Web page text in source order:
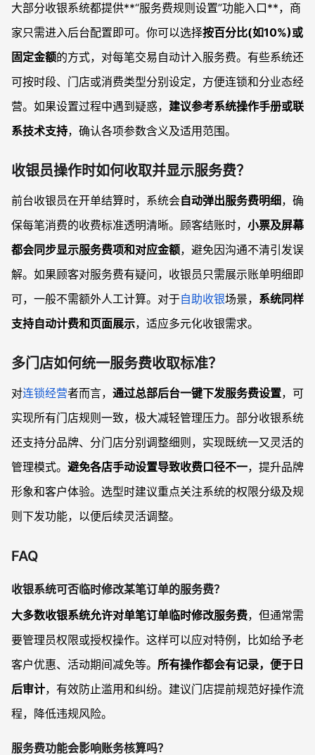
大部分收银系统都提供**“服务费规则设置”功能入口**，商
家只需进入后台配置即可。你可以选择按百分比(如10%)或
固定金额的方式，对每笔交易自动计入服务费。有些系统还
可按时段、门店或消费类型分别设定，方便连锁和分业态经
营。如果设置过程中遇到疑惑， 建议参考系统操作手册或联
系技术支持，确认各项参数含义及适用范围。
收银员操作时如何收取并显示服务费？
前台收银员在开单结算时，系统会自动弹出服务费明细 ，确
保每笔消费的收费标准透明清晰。顾客结账时， 小票及屏幕
都会同步显示服务费项和对应金额，避免因沟通不清引发误
解。如果顾客对服务费有疑问，收银员只需展示账单明细即
可，一般不需额外人工计算。对于自助收银场景， 系统同样
支持自动计费和页面展示，适应多元化收银需求。
多门店如何统一服务费收取标准？
对连锁经营者而言， 通过总部后台一键下发服务费设置，可
实现所有门店规则一致，极大减轻管理压力。部分收银系统
还支持分品牌、分门店分别调整细则，实现既统一又灵活的
管理模式。 避免各店手动设置导致收费口径不一，提升品牌
形象和客户体验。选型时建议重点关注系统的权限分级及规
则下发功能，以便后续灵活调整。
FAQ
收银系统可否临时修改某笔订单的服务费？
大多数收银系统允许对单笔订单临时修改服务费，但通常需
要管理员权限或授权操作。这样可以应对特例，比如给予老
客户优惠、活动期间减免等。 所有操作都会有记录，便于日
后审计，有效防止滥用和纠纷。建议门店提前规范好操作流
程，降低违规风险。
服务费功能会影响账务核算吗？